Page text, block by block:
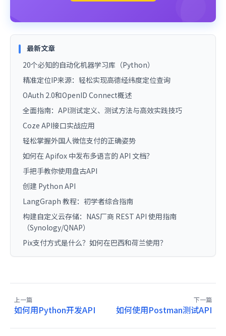
最新文章
20个必知的自动化机器学习库（Python）
精准定位IP来源：轻松实现高德经纬度定位查询
OAuth 2.0和OpenID Connect概述
全面指南：API测试定义、测试方法与高效实践技巧
Coze API接口实战应用
轻松掌握外国人微信支付的正确姿势
如何在 Apifox 中发布多语言的 API 文档？
手把手教你使用盘古API
创建 Python API
LangGraph 教程：初学者综合指南
构建自定义云存储：NAS厂商 REST API 使用指南
（Synology/QNAP）
Pix支付方式是什么？如何在巴西和荷兰使用？
上一篇
如何用Python开发API
下一篇
如何使用Postman测试API